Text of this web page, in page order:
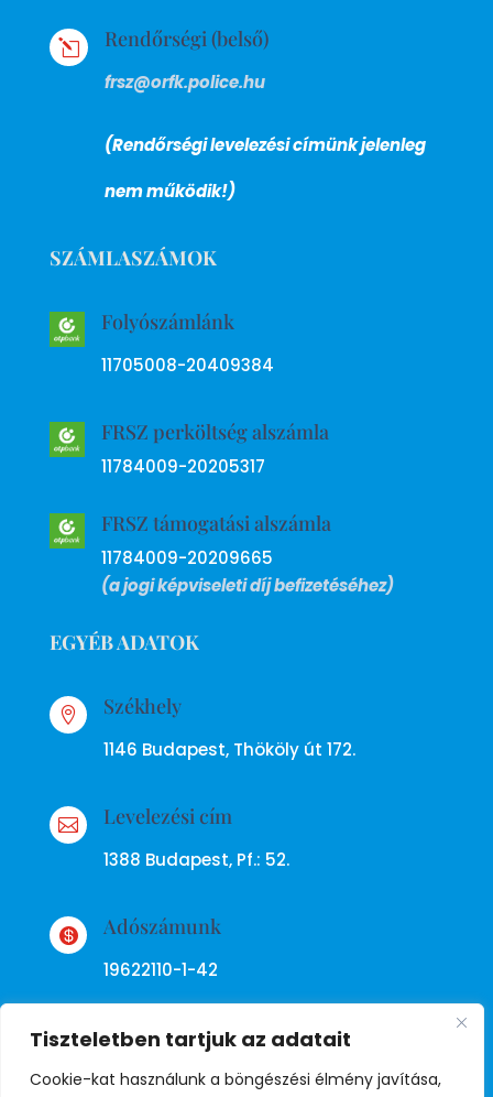
Tiszteletben tartjuk az adatait
Cookie-kat használunk a böngészési élmény javítása,
l Rendőrségi (belső)
frsz@orfk.police.hu
(Rendőrségi levelezési címünk jelenleg
nem működik!)
SZÁMLASZÁMOK
Folyószámlánk
11705008-20409384
FRSZ perköltség alszámla
11784009-20205317
FRSZ támogatási alszámla
11784009-20209665
(a jogi képviseleti díj befizetéséhez)
EGYÉB ADATOK
 Székhely
1146 Budapest, Thököly út 172.
 Levelezési cím
1388 Budapest, Pf.: 52.
 Adószámunk
19622110-1-42